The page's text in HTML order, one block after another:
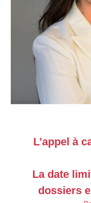
L’appel à
La date
dossiers